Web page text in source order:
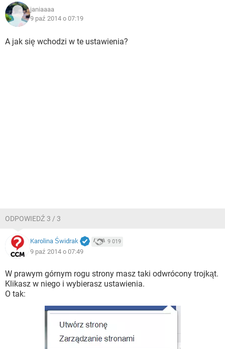
janiaaaa
9 paź 2014 o 07:19
A jak się wchodzi w te ustawienia?
ODPOWIEDŹ 3 / 3
Karolina Świdrak 9 019
9 paź 2014 o 07:49
W prawym górnym rogu strony masz taki odwrócony trojkąt.
Klikasz w niego i wybierasz ustawienia.
O tak: